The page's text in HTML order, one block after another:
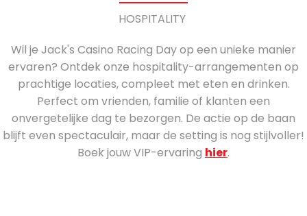
HOSPITALITY
Wil je Jack's Casino Racing Day op een unieke manier
ervaren? Ontdek onze hospitality-arrangementen op
prachtige locaties, compleet met eten en drinken.
Perfect om vrienden, familie of klanten een
onvergetelijke dag te bezorgen. De actie op de baan
blijft even spectaculair, maar de setting is nog stijlvoller!
Boek jouw VIP-ervaring hier.